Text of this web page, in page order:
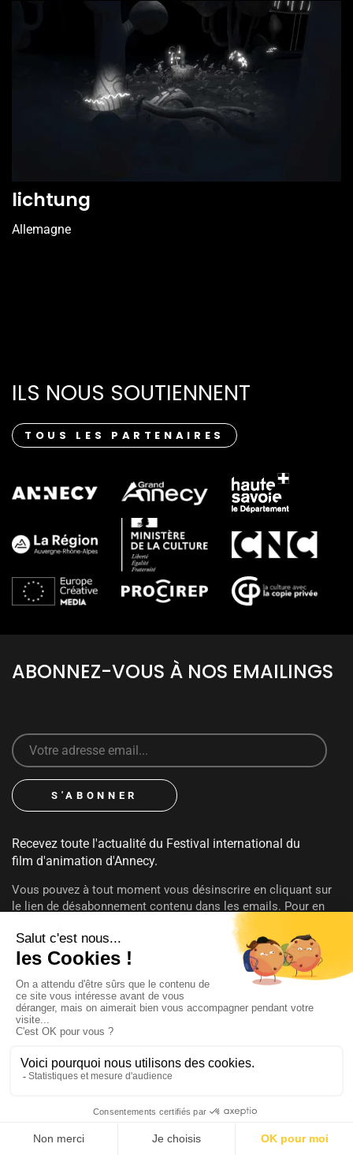
lichtung
Allemagne
ILS NOUS SOUTIENNENT
TOUS LES PARTENAIRES
ABONNEZ-VOUS À NOS EMAILINGS
Recevez toute l'actualité du Festival international du
film d'animation d'Annecy.
Vous pouvez à tout moment vous désinscrire en cliquant sur
le lien de désabonnement contenu dans les emails. Pour en
savoir plus sur vos droits consultez notrepolitique de
confidentialité.
SUIVEZ-NOUS